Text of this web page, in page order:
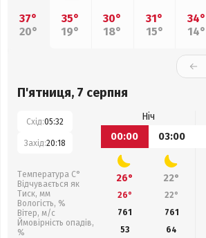
37°
20°
35°
19°
30°
18°
31°
15°
34°
14°
П'ятниця, 7 серпня
Схід:05:32
Захід:20:18
Температура С°
Відчувається як
Тиск, мм
Вологість, %
Вітер, м/с
Ймовірність опадів,
%
Ніч
00:00
03:00
26° 22°
26° 22°
761
761
53
64